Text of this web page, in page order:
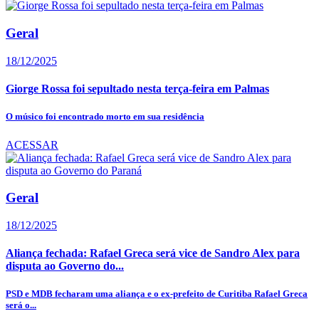
Geral
18/12/2025
Giorge Rossa foi sepultado nesta terça-feira em Palmas
O músico foi encontrado morto em sua residência
ACESSAR
Geral
18/12/2025
Aliança fechada: Rafael Greca será vice de Sandro Alex para
disputa ao Governo do...
PSD e MDB fecharam uma aliança e o ex-prefeito de Curitiba Rafael Greca
será o...